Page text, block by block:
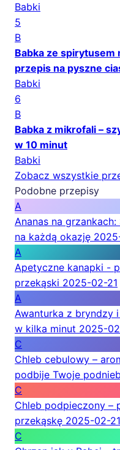
Babki
5
B
Babka ze spirytusem
przepis na pyszne
Babki
6
B
Babka z mikrofali –
w 10 minut
Babki
Zobacz wszystkie
Podobne przepisy
A
Ananas na
na każdą okazję
A
Apetyczne kanapki -
przekąski 2025-02-21
A
Awanturka z bryndzy
w kilka minut 2025-
C
Chleb cebulowy –
podbije Twoje
C
Chleb podpieczony –
przekąskę 2025-02-21
C